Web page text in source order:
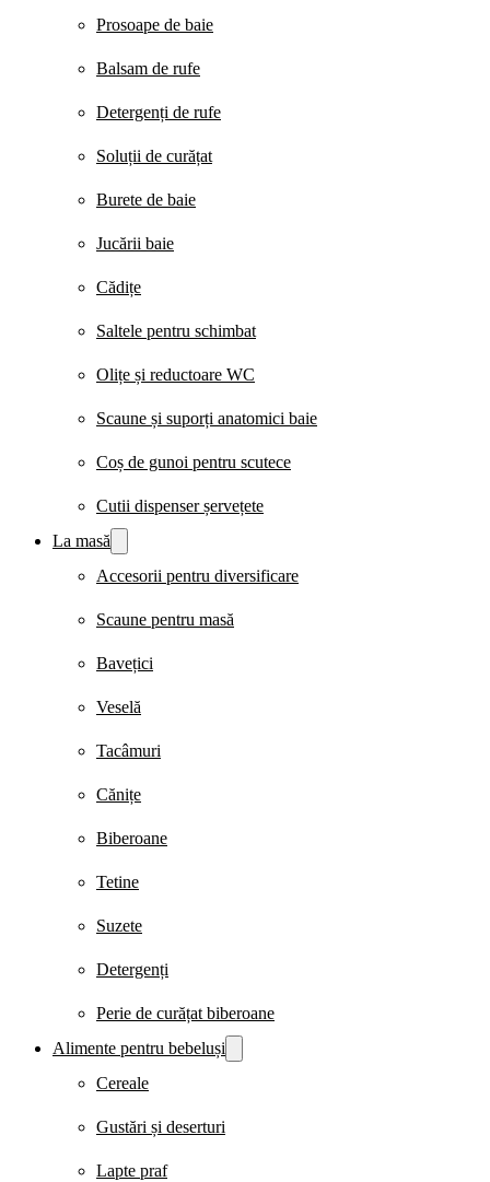
Prosoape de baie
Balsam de rufe
Detergenți de rufe
Soluții de curățat
Burete de baie
Jucării baie
Cădițe
Saltele pentru schimbat
Olițe și reductoare WC
Scaune și suporți anatomici baie
Coș de gunoi pentru scutece
Cutii dispenser șervețete
La masă
Accesorii pentru diversificare
Scaune pentru masă
Bavețici
Veselă
Tacâmuri
Cănițe
Biberoane
Tetine
Suzete
Detergenți
Perie de curățat biberoane
Alimente pentru bebeluși
Cereale
Gustări și deserturi
Lapte praf